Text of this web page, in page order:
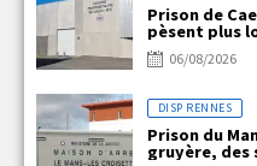
Prison de
pèsent plus
06/08/2026
DISP RENNES
Prison du
gruyère, des